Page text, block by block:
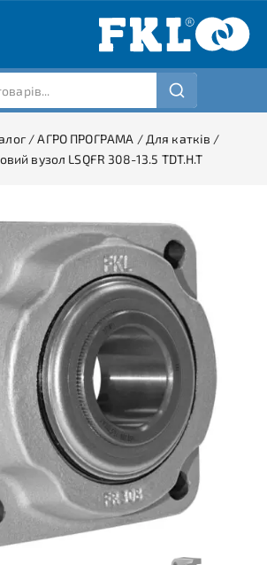
/ АГРО ПРОГРАМА / Для катків /
вузол LSQFR 308-13.5 TDT.H.T